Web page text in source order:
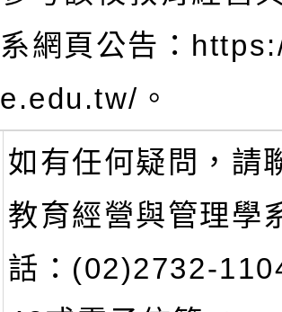
系網頁公告：
e.edu.tw/。
如有任何疑問，請
教育經營與管理學
話：(02)2732-